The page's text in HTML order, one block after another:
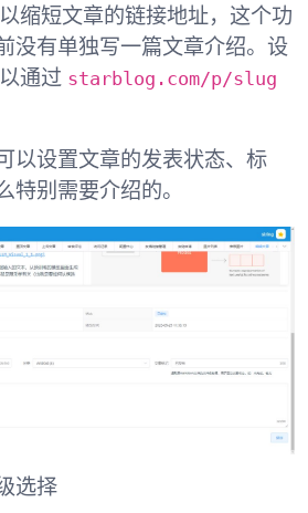
缩短文章的链接地址，这个功
没有单独写一篇文章介绍。设
通过 starblog.com/p/slug
以设置文章的发表状态、标
特别需要介绍的。
选择